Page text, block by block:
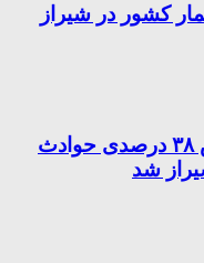
کشور در شیراز
فرهنگ سازی منجر به کاهش ۳۸ درصدی حوادث
شد